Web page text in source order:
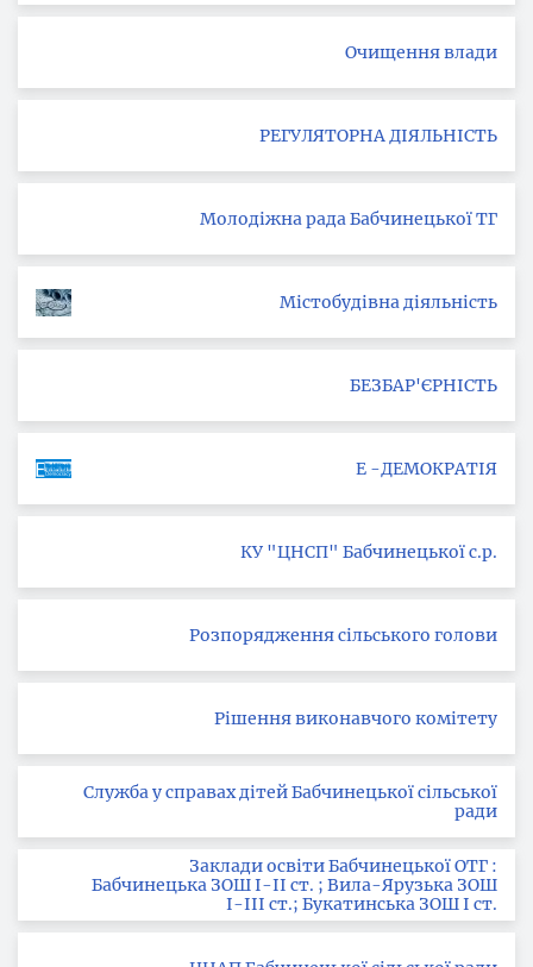
Очищення влади
РЕГУЛЯТОРНА ДІЯЛЬНІСТЬ
Молодіжна рада Бабчинецької ТГ
Містобудівна діяльність
БЕЗБАР'ЄРНІСТЬ
Е -ДЕМОКРАТІЯ
КУ "ЦНСП" Бабчинецької с.р.
Розпорядження сільського голови
Рішення виконавчого комітету
Служба у справах дітей Бабчинецької сільської
ради
Заклади освіти Бабчинецької ОТГ :
Бабчинецька ЗОШ І-ІІ ст. ; Вила-Ярузька ЗОШ
І-ІІІ ст.; Букатинська ЗОШ І ст.